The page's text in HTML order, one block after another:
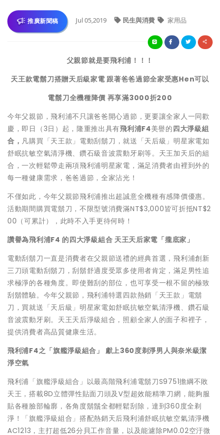
推廣新聞稿 Jul 05,2019 民生與消費 家用品
父親節就是要飛利浦！！！
天王款電鬍刀搭贈天后級家電 跟著爸爸過節全家受惠Hen可以
電鬍刀全機種降價 再享滿3000折200
今年父親節，飛利浦不只讓爸爸開心過節，更要讓全家人一同歡
慶，即日（3日）起，隆重推出具有飛利浦F4美譽的四大淨級組
合 ， 凡購買「天王款」電動刮鬍刀，就送「天后級」明星家電如
舒眠抗敏空氣清淨機、鑽石級音波震動牙刷等。天王加天后的組
合，一次輕鬆帶走兩項飛利浦明星家電，滿足消費者由裡到外的
每一種健康需求，爸爸過節，全家沾光！
不僅如此，今年父親節飛利浦推出超誠意全機種有感降價優惠。
活動期間購買電鬍刀，不限型號消費滿NT$3,000皆可折抵NT$2
00（可累計），此時不入手更待何時！
讚譽為飛利浦F4 的四大淨級組合 天王天后家電「攏底家」
電動刮鬍刀一直是消費者在父親節送禮的經典首選，飛利浦創新
三刀頭電動刮鬍刀，刮鬍舒適度受眾多使用者肯定，滿足男性追
求極淨的各種角度。即使難刮的部位，也可享受一根不留的極致
刮鬍體驗。今年父親節，飛利浦特選四款熱銷「天王款」電鬍
刀，買就送「天后級」明星家電如舒眠抗敏空氣清淨機、鑽石級
音波震動牙刷。天王天后淨級組合，照顧全家人的面子和裡子，
提供消費者高品質健康生活。
飛利浦F4之「旗艦淨級組合」 獻上360度剃淨男人與奈米級潔
淨空氣
飛利浦「旗艦淨級組合」以最高階飛利浦電鬍刀S9751擔綱不敗
天王，搭載8D立體彈性貼面刀頭及V型超效能精準刀網，能夠服
貼各種臉部輪廓，各角度鬍鬚全都輕鬆刮除，達到360度全剃
淨！「旗艦淨級組合」搭配熱銷天后飛利浦舒眠抗敏空氣清淨機
AC1213，主打超低26分貝工作音量，以及能濾除PM0.02空汙微